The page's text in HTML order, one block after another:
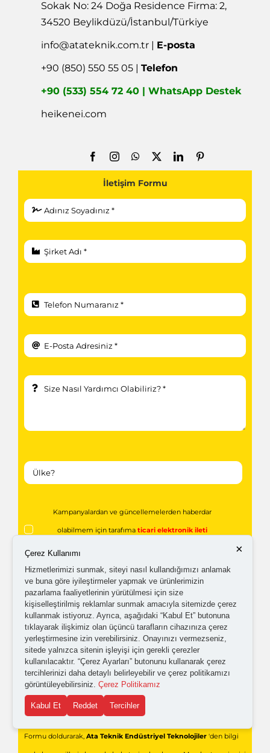
Sokak No: 24 Doğa Residence Firma: 2,
34520 Beylikdüzü/İstanbul/Türkiye
info@atateknik.com.tr | E-posta
+90 (850) 550 55 05 |Telefon
+90 (533) 554 72 40 | WhatsApp Destek
heikenei.com
İletişim Formu
Kampanyalardan ve güncellemelerden haberdar
olabilmem için tarafımaticari elektronik ileti
Kişisel verilerimin işlenmesine yönelikaydınlatma ve
açık rıza metni'ni okudum,onaylıyorum.
Gönder
Formu doldurarak, Ata Teknik Endüstriyel Teknolojiler'den bilgi
×
Çerez Kullanımı
Hizmetlerimizi sunmak, siteyi nasıl kullandığımızı anlamak
ve buna göre iyileştirmeler yapmak ve ürünlerimizin
pazarlama faaliyetlerinin yürütülmesi için size
kişiselleştirilmiş reklamlar sunmak amacıyla sitemizde çerez
kullanmak istiyoruz. Ayrıca, aşağıdaki “Kabul Et” butonuna
tıklayarak ilişkimiz olan üçüncü tarafların cihazınıza çerez
yerleştirmesine izin verebilirsiniz. Onayınızı vermezseniz,
sitede yalnızca sitenin işleyişi için gerekli çerezler
kullanılacaktır. “Çerez Ayarları” butonunu kullanarak çerez
tercihlerinizi daha detaylı belirleyebilir ve çerez politikamızı
görüntüleyebilirsiniz. Çerez Politikamız
Kabul Et Reddet Tercihler